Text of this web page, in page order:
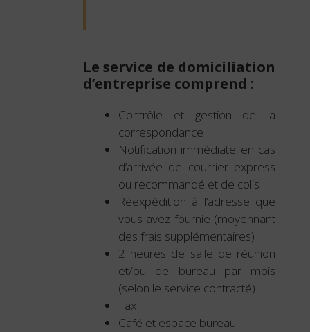
Le service de domiciliation
d’entreprise comprend :
Contrôle et gestion de la
correspondance
Notification immédiate en cas
d’arrivée de courrier express
ou recommandé et de colis
Réexpédition à l’adresse que
vous avez fournie (moyennant
des frais supplémentaires)
2 heures de salle de réunion
et/ou de bureau par mois
(selon le service contracté)
Fax
Café et espace bureau